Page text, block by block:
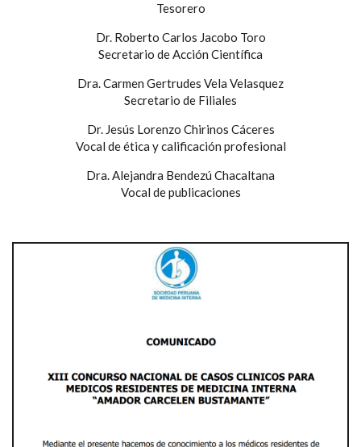
Tesorero
Dr. Roberto Carlos Jacobo Toro
Secretario de Acción Científica
Dra. Carmen Gertrudes Vela Velasquez
Secretario de Filiales
Dr. Jesús Lorenzo Chirinos Cáceres
Vocal de ética y calificación profesional
Dra. Alejandra Bendezú Chacaltana
Vocal de publicaciones